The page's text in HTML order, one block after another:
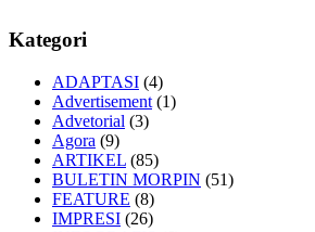
Kategori
ADAPTASI (4)
Advertisement (1)
Advetorial (3)
Agora (9)
ARTIKEL (85)
BULETIN MORPIN (51)
FEATURE (8)
IMPRESI (26)